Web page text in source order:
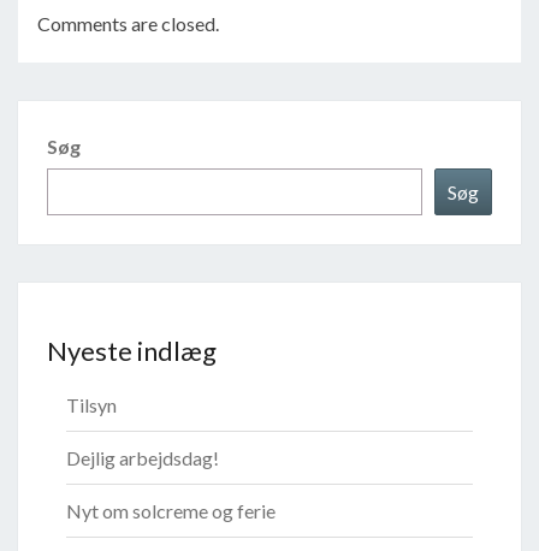
Comments are closed.
Søg
Søg
Nyeste indlæg
Tilsyn
Dejlig arbejdsdag!
Nyt om solcreme og ferie